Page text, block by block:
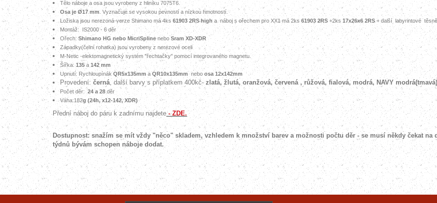
Tělo náboje a osa jsou vyrobeny z hliníku 7075T6.
Osa je Ø17 mm . Vyznačuje se vysokou pevností a nízkou hmotností.
Ložiska jsou nerezoná-verze Shimano má 4ks 61903 2RShigh a náboj s ořechem pro XX1má 2ks 61903 2RS +2ks 17x26x6 2RS + další labyrintové
Montáž: IS2000 - 6 děr
Ořech: Shimano HG nebo MicriSplineneboSram XD-XDR
Západky(čelní rohatka) jsou vyrobeny z nerezové oceli
M-Netic -elektomagnetický systém "řechtačky" pomocí integrovaného magnetu.
Šířka:135a 142 mm
Upnutí: RychloupínákQR5x135mm aQR10x135mmnebo osa 12x142mm
Provedení: černá, další barvy s příplatkem 400kč- zlatá, žlutá, oranžová, červená , růžová, fialová, modrá, NAVY
Počet děr: 24 a 28 děr
Váha:182g (24h, x12-142, XDR)
Přední náboj do páru k zadnímu najdete - ZDE.
Dostupnost: snažím se mít vždy "něco" skladem, vzhledem k množství barev a možnosti počtu děr - se musí někdy čekat
týdnů bývám schopen náboje dodat.